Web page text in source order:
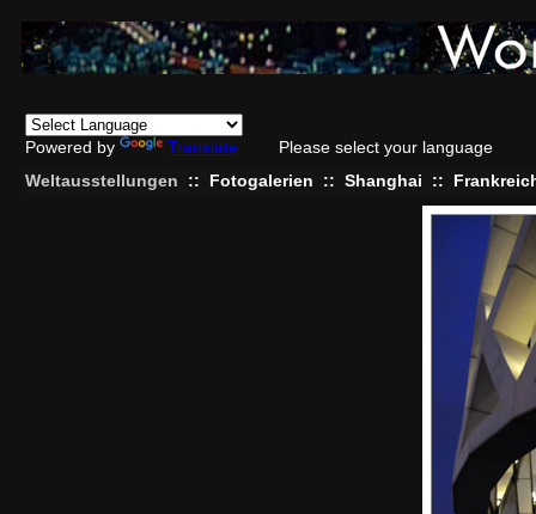
Powered by Translate
Please select your language
Weltausstellungen
:: Fotogalerien :: Shanghai ::